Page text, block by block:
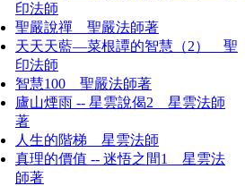
印法師
聖嚴說禪 聖嚴法師著
天天天藍—菜根譚的智慧（2） 聖
印法師
智慧100 聖嚴法師著
廬山煙雨 -- 星雲說偈2 星雲法師
著
人生的階梯 星雲法師
真理的價值 -- 迷悟之間1 星雲法
師著